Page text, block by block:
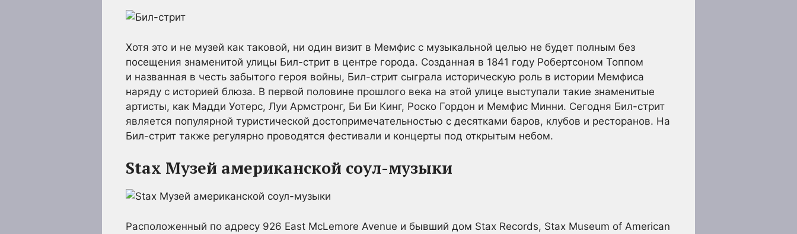
Хотя это и не музей как таковой, ни один визит в Мемфис с музыкальной целью не будет полным без
посещения знаменитой улицы Бил-стрит в центре города. Созданная в 1841 году Робертсоном Топпом
и названная в честь забытого героя войны, Бил-стрит сыграла историческую роль в истории Мемфиса
наряду с историей блюза. В первой половине прошлого века на этой улице выступали такие знаменитые
артисты, как Мадди Уотерс, Луи Армстронг, Би Би Кинг, Роско Гордон и Мемфис Минни. Сегодня Бил-стрит
является популярной туристической достопримечательностью с десятками баров, клубов и ресторанов. На
Бил-стрит также регулярно проводятся фестивали и концерты под открытым небом.
Stax Музей американской соул-музыки
Расположенный по адресу 926 East McLemore Avenue и бывший дом Stax Records, Stax Museum of American